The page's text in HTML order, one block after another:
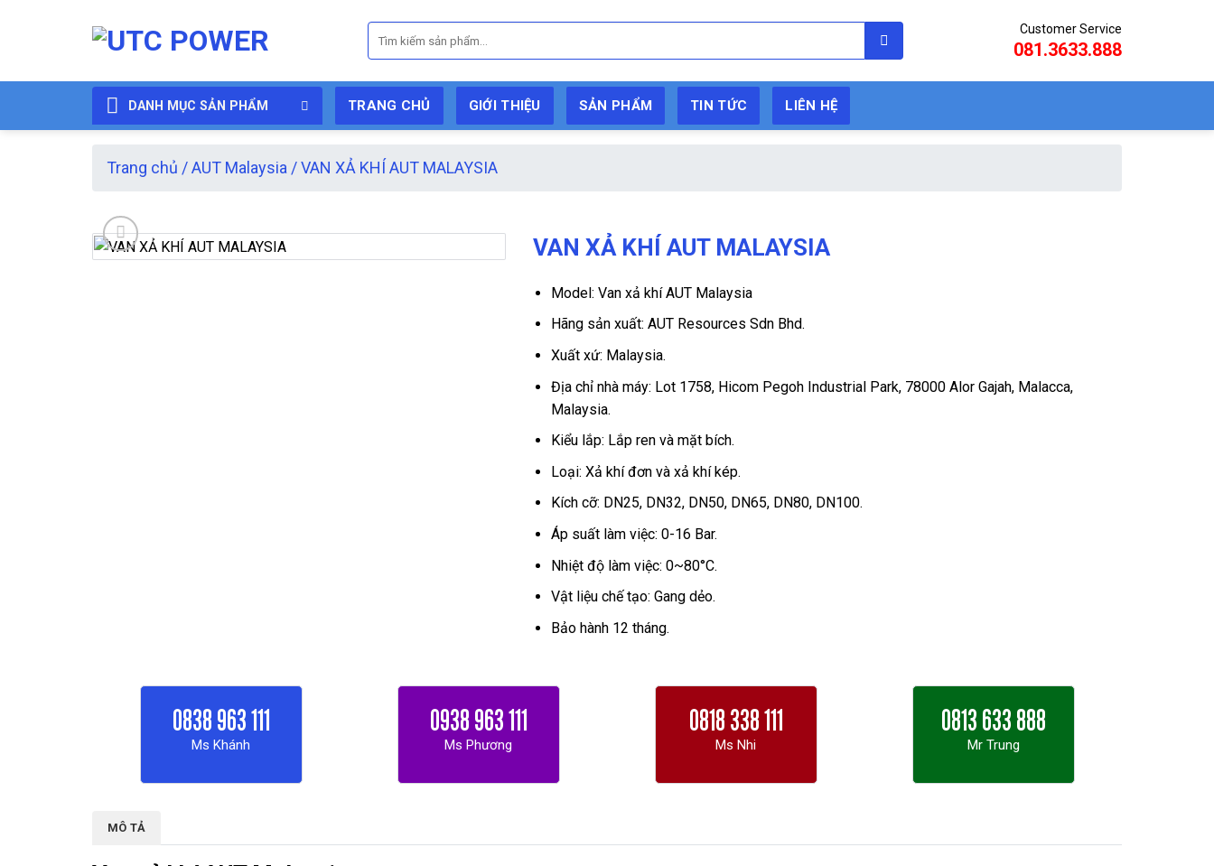
Tìm
kiếm:
Customer Service
081.3633.888
DANH MỤC SẢN PHẨM TRANG CHỦ GIỚI THIỆU SẢN PHẨM TIN TỨC LIÊN HỆ
Trang chủ /AUT Malaysia /VAN XẢ KHÍ AUT MALAYSIA
VAN XẢ KHÍ AUT MALAYSIA
Model: Van xả khí AUT Malaysia
Hãng sản xuất: AUT Resources Sdn Bhd.
Xuất xứ: Malaysia.
Địa chỉ nhà máy: Lot 1758, Hicom Pegoh Industrial Park, 78000 Alor Gajah, Malacca,
Malaysia.
Kiểu lắp: Lắp ren và mặt bích.
Loại: Xả khí đơn và xả khí kép.
Kích cỡ: DN25, DN32, DN50, DN65, DN80, DN100.
Áp suất làm việc: 0-16 Bar.
Nhiệt độ làm việc: 0~80°C.
Vật liệu chế tạo: Gang dẻo.
Bảo hành 12 tháng.
0838 963 111
Ms Khánh
0938 963 111
Ms Phương
0818 338 111
Ms Nhi
0813 633 888
Mr Trung
MÔ TẢ